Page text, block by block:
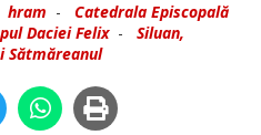
hram - Catedrala Episcopală
Daciei Felix- Siluan,
Sătmăreanul